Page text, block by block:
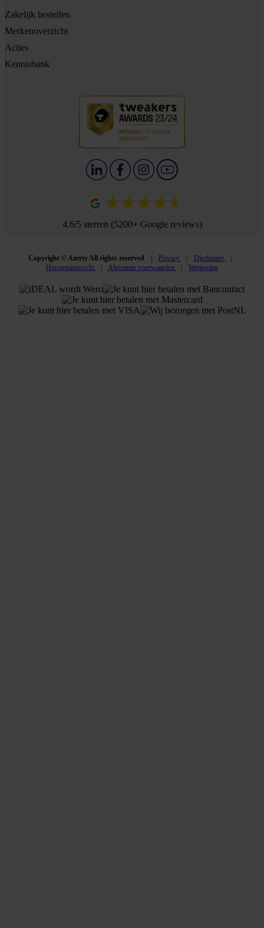
Zakelijk bestellen
Merkenoverzicht
Acties
Kennisbank
4.6/5 sterren (5200+ Google reviews)
Copyright © Azerty All rights reserved Privacy
Disclaimer
Herroepingsrecht
Algemene voorwaarden Wetgeving